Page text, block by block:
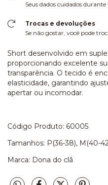
Seus dados cuidados
Trocas e devoluções
Se não gostar, você pode
Short desenvolvido em
proporcionando excelente
transparência. O tecido é
elasticidade, garantindo
apertar ou incomodar.
Código Produto: 60005
Tamanhos: P(36-38), M(40-
Marca: Dona do clã